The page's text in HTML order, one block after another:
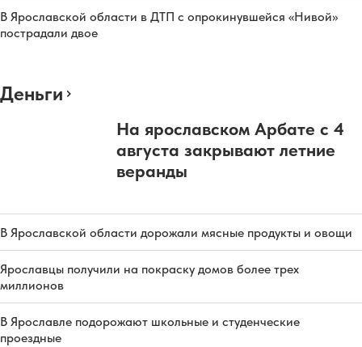
В Ярославской области в ДТП с опрокинувшейся «Нивой»
пострадали двое
Деньги
На ярославском Арбате с 4
августа закрывают летние
веранды
В Ярославской области дорожали мясные продукты и овощи
Ярославцы получили на покраску домов более трех
миллионов
В Ярославле подорожают школьные и студенческие
проездные